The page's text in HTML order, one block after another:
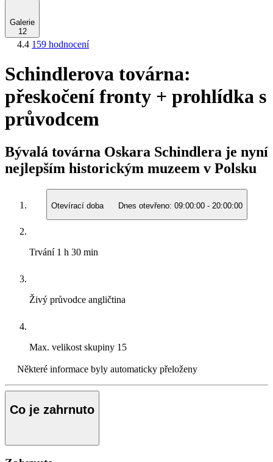
Galerie
12
4.4 159 hodnocení
Schindlerova továrna:
přeskočení fronty + prohlídka s
průvodcem
Bývalá továrna Oskara Schindlera je nyní
nejlepším historickým muzeem v Polsku
Otevírací doba Dnes otevřeno: 09:00:00 - 20:00:00
Trvání 1 h 30 min
Živý průvodce angličtina
Max. velikost skupiny 15
Některé informace byly automaticky přeloženy
Co je zahrnuto